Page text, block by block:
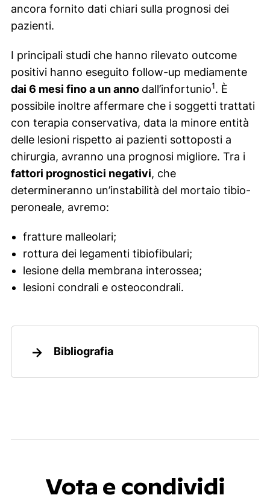
ancora fornito dati chiari sulla prognosi dei
pazienti.
I principali studi che hanno rilevato outcome
positivi hanno eseguito follow-up mediamente
dai 6 mesi fino a un anno dall’infortunio1. È
possibile inoltre affermare che i soggetti trattati
con terapia conservativa, data la minore entità
delle lesioni rispetto ai pazienti sottoposti a
chirurgia, avranno una prognosi migliore. Tra i
fattori prognostici negativi, che
determineranno un’instabilità del mortaio tibio-
peroneale, avremo:
fratture malleolari;
rottura dei legamenti tibiofibulari;
lesione della membrana interossea;
lesioni condrali e osteocondrali.
Bibliografia
Vota e condividi